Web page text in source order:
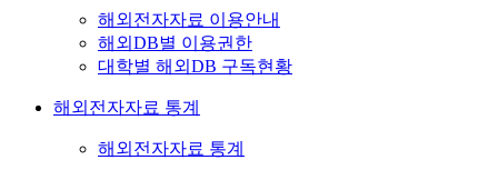
해외전자자료 이용안내
해외DB별 이용권한
대학별 해외DB 구독현황
해외전자자료 통계
해외전자자료 통계